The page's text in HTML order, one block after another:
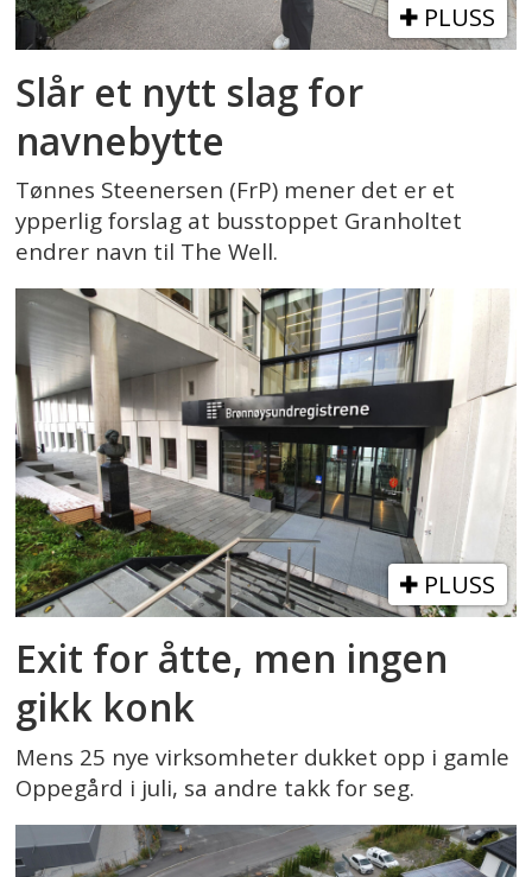
PLUSS
Slår et nytt slag for
navnebytte
Tønnes Steenersen (FrP) mener det er et
ypperlig forslag at busstoppet Granholtet
endrer navn til The Well.
PLUSS
Exit for åtte, men ingen
gikk konk
Mens 25 nye virksomheter dukket opp i gamle
Oppegård i juli, sa andre takk for seg.